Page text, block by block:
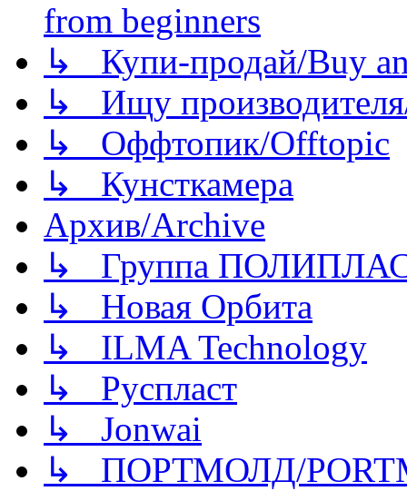
from beginners
↳ Купи-продай/Buy
↳ Ищу
↳ Оффтопик/Offtopic
↳ Кунсткамера
Архив/Archive
↳ Группа
↳ Новая Орбита
↳ ILMA Technology
↳ Руспласт
↳ Jonwai
↳ ПОРТМОЛД/